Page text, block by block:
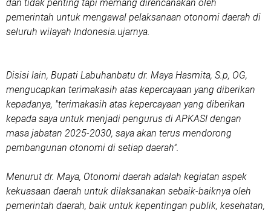
dan tidak penting tapi memang direncanakan oleh
pemerintah untuk mengawal pelaksanaan otonomi daerah di
seluruh wilayah Indonesia.ujarnya.
Disisi lain, Bupati Labuhanbatu dr. Maya Hasmita, S.p, OG,
mengucapkan terimakasih atas kepercayaan yang diberikan
kepadanya, "terimakasih atas kepercayaan yang diberikan
kepada saya untuk menjadi pengurus di APKASI dengan
masa jabatan 2025-2030, saya akan terus mendorong
pembangunan otonomi di setiap daerah".
Menurut dr. Maya, Otonomi daerah adalah kegiatan aspek
kekuasaan daerah untuk dilaksanakan sebaik-baiknya oleh
pemerintah daerah, baik untuk kepentingan publik, kesehatan,